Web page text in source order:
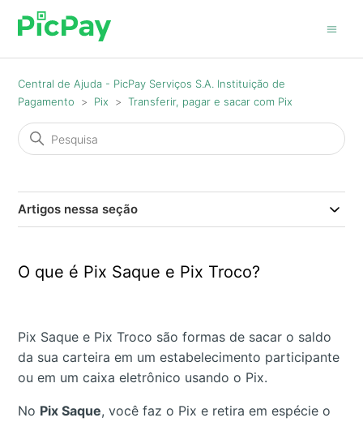
Central de Ajuda - PicPay Serviços S.A. Instituição de
Pagamento
Pix Transferir, pagar e sacar com Pix
Artigos nessa seção
O que é Pix Saque e Pix Troco?
Pix Saque e Pix Troco são formas de sacar o saldo
da sua carteira em um estabelecimento participante
ou em um caixa eletrônico usando o Pix.
No Pix Saque, você faz o Pix e retira em espécie o